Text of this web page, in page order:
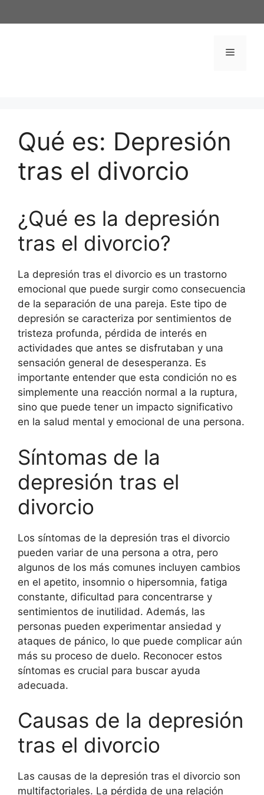
al
Menú
Qué es: Depresión
tras el divorcio
¿Qué es la depresión
tras el divorcio?
La depresión tras el divorcio es un trastorno
emocional que puede surgir como consecuencia
de la separación de una pareja. Este tipo de
depresión se caracteriza por sentimientos de
tristeza profunda, pérdida de interés en
actividades que antes se disfrutaban y una
sensación general de desesperanza. Es
importante entender que esta condición no es
simplemente una reacción normal a la ruptura,
sino que puede tener un impacto significativo
en la salud mental y emocional de una persona.
Síntomas de la
depresión tras el
divorcio
Los síntomas de la depresión tras el divorcio
pueden variar de una persona a otra, pero
algunos de los más comunes incluyen cambios
en el apetito, insomnio o hipersomnia, fatiga
constante, dificultad para concentrarse y
sentimientos de inutilidad. Además, las
personas pueden experimentar ansiedad y
ataques de pánico, lo que puede complicar aún
más su proceso de duelo. Reconocer estos
síntomas es crucial para buscar ayuda
adecuada.
Causas de la depresión
tras el divorcio
Las causas de la depresión tras el divorcio son
multifactoriales. La pérdida de una relación